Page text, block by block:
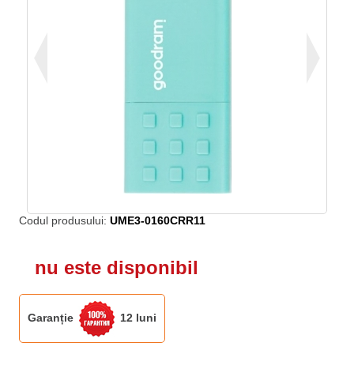
Codul produsului:UME3-0160CRR11
nu este disponibil
Garanție 12 luni